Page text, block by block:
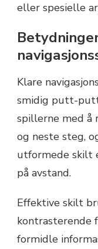
eller spesielle
Klare
smidig putt-
spillerne med å
og neste steg,
utformede skilt
på avstand.
Effektive skilt
kontrasterende
formidle